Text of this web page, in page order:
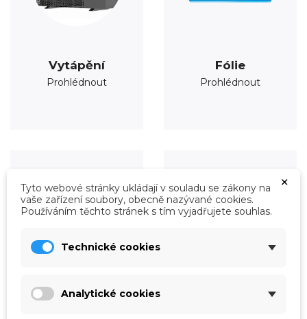
Vytápění
Prohlédnout
Fólie
Prohlédnout
×
Tyto webové stránky ukládají v souladu se zákony na
vaše zařízení soubory, obecně nazývané cookies.
Používáním těchto stránek s tím vyjadřujete souhlas.
Technické cookies
Analytické cookies